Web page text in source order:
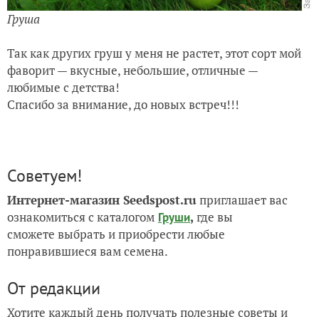
Груша
Так как других груш у меня не растет, этот сорт мой
фаворит — вкусные, небольшие, отличные —
любимые с детства!
Спасибо за внимание, до новых встреч!!!
Советуем!
Интернет-магазин Seedspost.ruприглашает вас
ознакомиться с каталогом Груши, где вы
сможете выбрать и приобрести любые
понравившиеся вам семена.
От редакции
Хотите каждый день получать полезные советы и